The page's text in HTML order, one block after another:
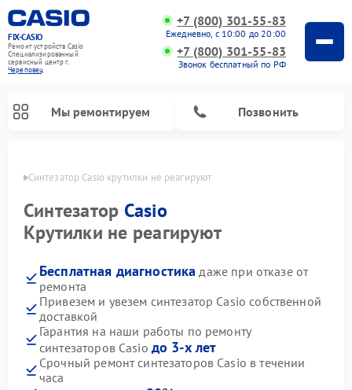
FIX-CASIO
Ремонт устройств Casio
Специализированный
cервисный центр г.
Череповец
+7 (800) 301-55-83
Ежедневно, с 10:00 до 20:00
+7 (800) 301-55-83
Звонок бесплатный по РФ
Мы ремонтируем Позвонить
Синтезатор Casio крутилки не реагируют
Синтезатор Casio
Крутилки не реагируют
Бесплатная диагностика даже при отказе от
ремонта
Привезем и увезем синтезатор Casio собственной
доставкой
Гарантия на наши работы по ремонту
синтезаторов Casio до 3-х лет
Срочный ремонт синтезаторов Casio в течении
часа